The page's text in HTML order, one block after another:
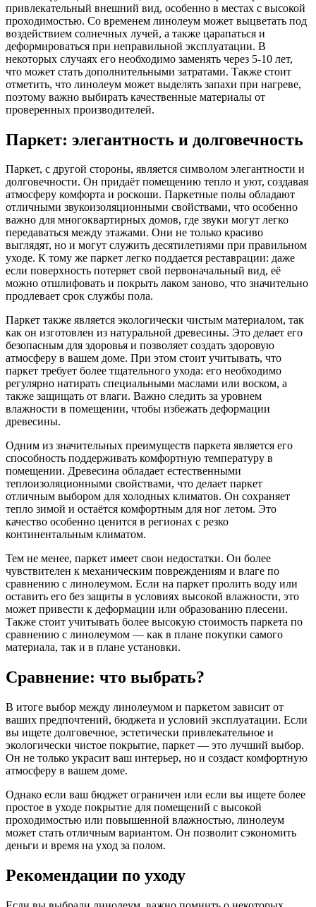
привлекательный внешний вид, особенно в местах с высокой
проходимостью. Со временем линолеум может выцветать под
воздействием солнечных лучей, а также царапаться и
деформироваться при неправильной эксплуатации. В
некоторых случаях его необходимо заменять через 5-10 лет,
что может стать дополнительными затратами. Также стоит
отметить, что линолеум может выделять запахи при нагреве,
поэтому важно выбирать качественные материалы от
проверенных производителей.
Паркет: элегантность и долговечность
Паркет, с другой стороны, является символом элегантности и
долговечности. Он придаёт помещению тепло и уют, создавая
атмосферу комфорта и роскоши. Паркетные полы обладают
отличными звукоизоляционными свойствами, что особенно
важно для многоквартирных домов, где звуки могут легко
передаваться между этажами. Они не только красиво
выглядят, но и могут служить десятилетиями при правильном
уходе. К тому же паркет легко поддается реставрации: даже
если поверхность потеряет свой первоначальный вид, её
можно отшлифовать и покрыть лаком заново, что значительно
продлевает срок службы пола.
Паркет также является экологически чистым материалом, так
как он изготовлен из натуральной древесины. Это делает его
безопасным для здоровья и позволяет создать здоровую
атмосферу в вашем доме. При этом стоит учитывать, что
паркет требует более тщательного ухода: его необходимо
регулярно натирать специальными маслами или воском, а
также защищать от влаги. Важно следить за уровнем
влажности в помещении, чтобы избежать деформации
древесины.
Одним из значительных преимуществ паркета является его
способность поддерживать комфортную температуру в
помещении. Древесина обладает естественными
теплоизоляционными свойствами, что делает паркет
отличным выбором для холодных климатов. Он сохраняет
тепло зимой и остаётся комфортным для ног летом. Это
качество особенно ценится в регионах с резко
континентальным климатом.
Тем не менее, паркет имеет свои недостатки. Он более
чувствителен к механическим повреждениям и влаге по
сравнению с линолеумом. Если на паркет пролить воду или
оставить его без защиты в условиях высокой влажности, это
может привести к деформации или образованию плесени.
Также стоит учитывать более высокую стоимость паркета по
сравнению с линолеумом — как в плане покупки самого
материала, так и в плане установки.
Сравнение: что выбрать?
В итоге выбор между линолеумом и паркетом зависит от
ваших предпочтений, бюджета и условий эксплуатации. Если
вы ищете долговечное, эстетически привлекательное и
экологически чистое покрытие, паркет — это лучший выбор.
Он не только украсит ваш интерьер, но и создаст комфортную
атмосферу в вашем доме.
Однако если ваш бюджет ограничен или если вы ищете более
простое в уходе покрытие для помещений с высокой
проходимостью или повышенной влажностью, линолеум
может стать отличным вариантом. Он позволит сэкономить
деньги и время на уход за полом.
Рекомендации по уходу